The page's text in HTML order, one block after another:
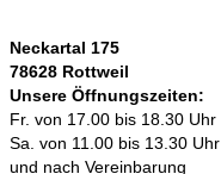
Neckartal 175
78628 Rottweil
Unsere Öffnungszeiten:
Fr. von 17.00 bis 18.30 Uhr
Sa. von 11.00 bis 13.30 Uhr
und nach Vereinbarung